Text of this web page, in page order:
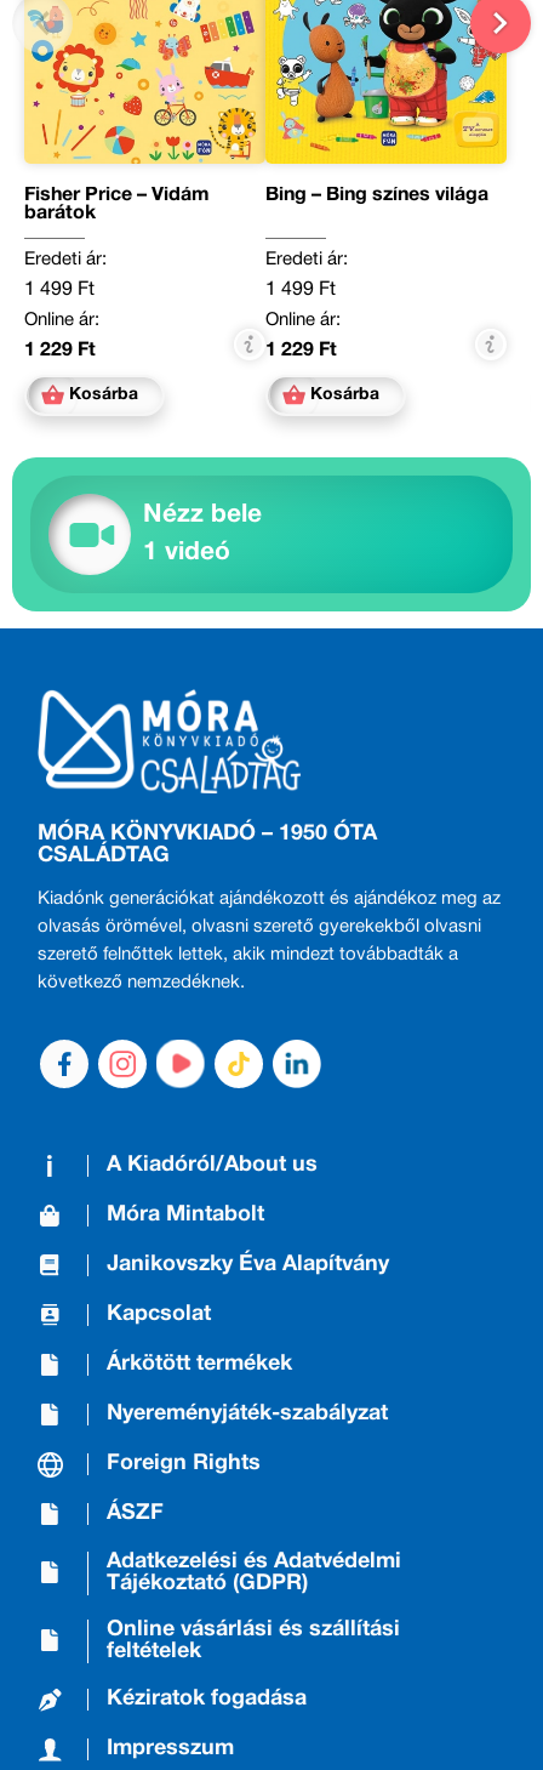
Fisher Price – Vidám
barátok
Eredeti ár:
1 499 Ft
Online ár:
1 229 Ft
Kosárba
Bing – Bing színes világa
Eredeti ár:
1 499 Ft
Online ár:
1 229 Ft
Kosárba
Nézz bele
1 videó
MÓRA KÖNYVKIADÓ – 1950 ÓTA
CSALÁDTAG
Kiadónk generációkat ajándékozott és ajándékoz meg az
olvasás örömével, olvasni szerető gyerekekből olvasni
szerető felnőttek lettek, akik mindezt továbbadták a
következő nemzedéknek.
A Kiadóról/About us
Móra Mintabolt
Janikovszky Éva Alapítvány
Kapcsolat
Árkötött termékek
Nyereményjáték-szabályzat
Foreign Rights
ÁSZF
Adatkezelési és Adatvédelmi
Tájékoztató (GDPR)
Online vásárlási és szállítási
feltételek
Kéziratok fogadása
Impresszum